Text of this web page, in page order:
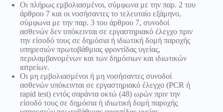
Οι πλήρως εμβολιασμένοι, σύμφωνα με την παρ. 2 του
άρθρου 7 και οι νοσήσαντες το τελευταίο εξάμηνο,
σύμφωνα με την παρ. 3 του άρθρου 7, συνοδοί
ασθενών δεν υπόκεινται σε εργαστηριακό έλεγχο πριν
την είσοδό τους σε δημόσια ή ιδιωτική δομή παροχής
υπηρεσιών πρωτοβάθμιας φροντίδας υγείας,
περιλαμβανομένων και των δημόσιων και ιδιωτικών
ιατρείων.
Οι μη εμβολιασμένοι ή μη νοσήσαντες συνοδοί
ασθενών υπόκεινται σε εργαστηριακό έλεγχο (PCR ή
rapid test) εντός σαράντα οκτώ (48) ωρών πριν την
είσοδό τους σε δημόσια ή ιδιωτική δομή παροχής